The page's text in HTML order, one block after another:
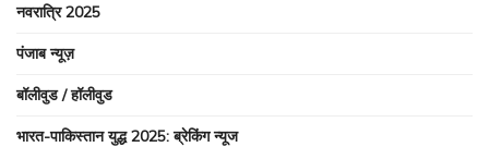
नवरात्रि 2025
पंजाब न्यूज़
बॉलीवुड / हॉलीवुड
भारत-पाकिस्तान युद्ध 2025: ब्रेकिंग न्यूज